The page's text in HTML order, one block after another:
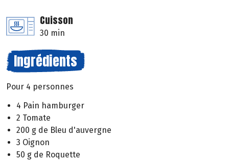
Cuisson
30 min
Ingrédients
Pour 4 personnes
4 Pain hamburger
2 Tomate
200 g de Bleu d'auvergne
3 Oignon
50 g de Roquette